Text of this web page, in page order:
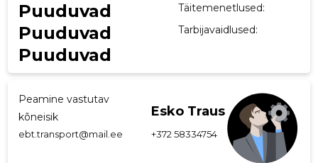
Puuduvad Täitemenetlused:
Puuduvad Tarbijavaidlused:
Puuduvad
Peamine vastutav
kõneisik
Esko Traus
ebt.transport@mail.ee +372 58334754